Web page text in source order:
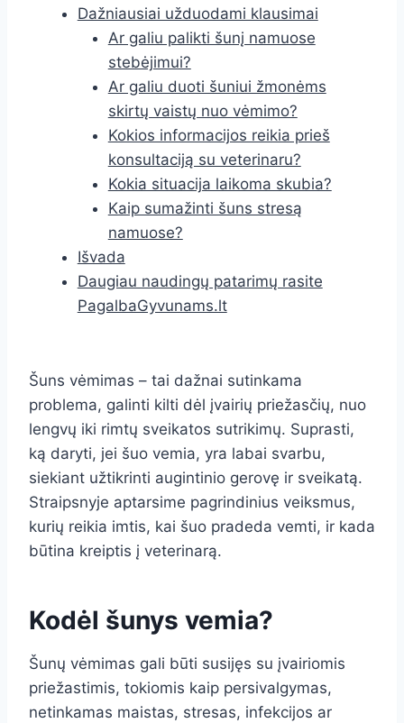
Dažniausiai užduodami klausimai
Ar galiu palikti šunį namuose
stebėjimui?
Ar galiu duoti šuniui žmonėms
skirtų vaistų nuo vėmimo?
Kokios informacijos reikia prieš
konsultaciją su veterinaru?
Kokia situacija laikoma skubia?
Kaip sumažinti šuns stresą
namuose?
Išvada
Daugiau naudingų patarimų rasite
PagalbaGyvunams.lt
Šuns vėmimas – tai dažnai sutinkama
problema, galinti kilti dėl įvairių priežasčių, nuo
lengvų iki rimtų sveikatos sutrikimų. Suprasti,
ką daryti, jei šuo vemia, yra labai svarbu,
siekiant užtikrinti augintinio gerovę ir sveikatą.
Straipsnyje aptarsime pagrindinius veiksmus,
kurių reikia imtis, kai šuo pradeda vemti, ir kada
būtina kreiptis į veterinarą.
Kodėl šunys vemia?
Šunų vėmimas gali būti susijęs su įvairiomis
priežastimis, tokiomis kaip persivalgymas,
netinkamas maistas, stresas, infekcijos ar